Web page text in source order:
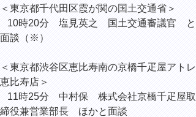
＜東京都千代田区霞が関の国土交通省＞
10時20分 塩見英之 国土交通審議官 と
面談（※）
＜東京都渋谷区恵比寿南の京橋千疋屋アトレ
恵比寿店＞
11時25分 中村保 株式会社京橋千疋屋取
締役兼営業部長 ほかと面談